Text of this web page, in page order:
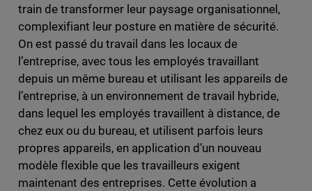
train de transformer leur paysage organisationnel,
complexifiant leur posture en matière de sécurité.
On est passé du travail dans les locaux de
l’entreprise, avec tous les employés travaillant
depuis un même bureau et utilisant les appareils de
l’entreprise, à un environnement de travail hybride,
dans lequel les employés travaillent à distance, de
chez eux ou du bureau, et utilisent parfois leurs
propres appareils, en application d’un nouveau
modèle flexible que les travailleurs exigent
maintenant des entreprises. Cette évolution a